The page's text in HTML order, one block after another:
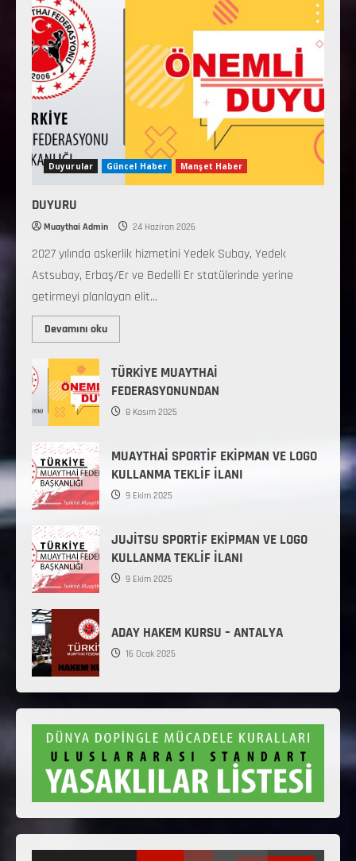
Duyurular Güncel Haber Manşet Haber
DUYURU
Muaythai Admin 24 Haziran 2026
2027 yılında askerlik hizmetini Yedek Subay, Yedek
Astsubay, Erbaş/Er ve Bedelli Er statülerinde yerine
getirmeyi planlayan elit...
Devamını oku
TÜRKİYE MUAYTHAİ
FEDERASYONUNDAN
8 Kasım 2025
MUAYTHAİ SPORTİF EKİPMAN VE LOGO
KULLANMA TEKLİF İLANI
9 Ekim 2025
JUJİTSU SPORTİF EKİPMAN VE LOGO
KULLANMA TEKLİF İLANI
9 Ekim 2025
ADAY HAKEM KURSU – ANTALYA
16 Ocak 2025